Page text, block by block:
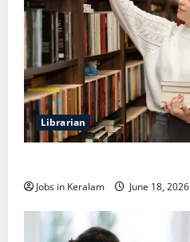
Librarian
Jobs in Keralam June 18, 2026